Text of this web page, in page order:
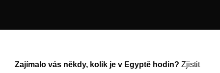
Zajímalo vás někdy, kolik je v Egyptě hodin? Zjistit